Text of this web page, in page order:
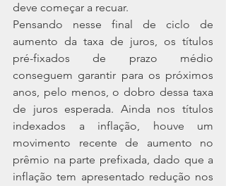
deve começar a recuar.
Pensando nesse final de ciclo de
aumento da taxa de juros, os títulos
pré-fixados de prazo médio
conseguem garantir para os próximos
anos, pelo menos, o dobro dessa taxa
de juros esperada. Ainda nos títulos
indexados a inflação, houve um
movimento recente de aumento no
prêmio na parte prefixada, dado que a
inflação tem apresentado redução nos